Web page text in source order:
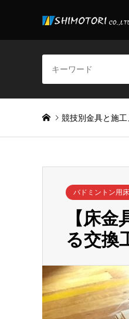
競技別金具と施工
バドミントン用
【床
る交換